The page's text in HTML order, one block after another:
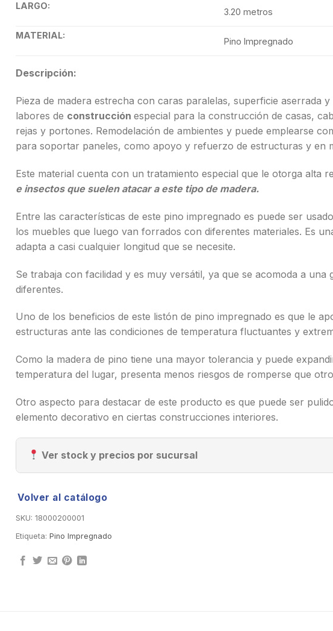
LARGO:
3.20 metros
MATERIAL:
Pino Impregnado
Descripción:
Pieza de madera estrecha con caras paralelas, superficie aserrada
labores de construcción especial para la construcción de casas,
rejas y portones. Remodelación de ambientes y puede emplearse
para soportar paneles, como apoyo y refuerzo de estructuras y en
Este material cuenta con un tratamiento especial que le otorga alta
e insectos que suelen atacar a este tipo de madera.
Entre las características de este pino impregnado es puede ser
los muebles que luego van forrados con diferentes materiales. Es
adapta a casi cualquier longitud que se necesite.
Se trabaja con facilidad y es muy versátil, ya que se acomoda a una
diferentes.
Uno de los beneficios de este listón de pino impregnado es que le
estructuras ante las condiciones de temperatura fluctuantes y
Como la madera de pino tiene una mayor tolerancia y puede
temperatura del lugar, presenta menos riesgos de romperse que
Otro aspecto para destacar de este producto es que puede ser
elemento decorativo en ciertas construcciones interiores.
Ver stock y precios por sucursal
Volver al catálogo
SKU: 18000200001
Etiqueta: Pino Impregnado